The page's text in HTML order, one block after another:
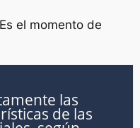
el momento de